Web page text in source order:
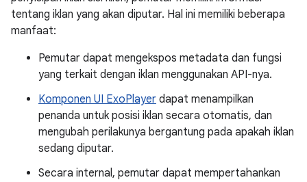
tentang iklan yang akan diputar. Hal ini memiliki beberapa
manfaat:
Pemutar dapat mengekspos metadata dan fungsi
yang terkait dengan iklan menggunakan API-nya.
Komponen UI ExoPlayer dapat menampilkan
penanda untuk posisi iklan secara otomatis, dan
mengubah perilakunya bergantung pada apakah iklan
sedang diputar.
Secara internal, pemutar dapat mempertahankan